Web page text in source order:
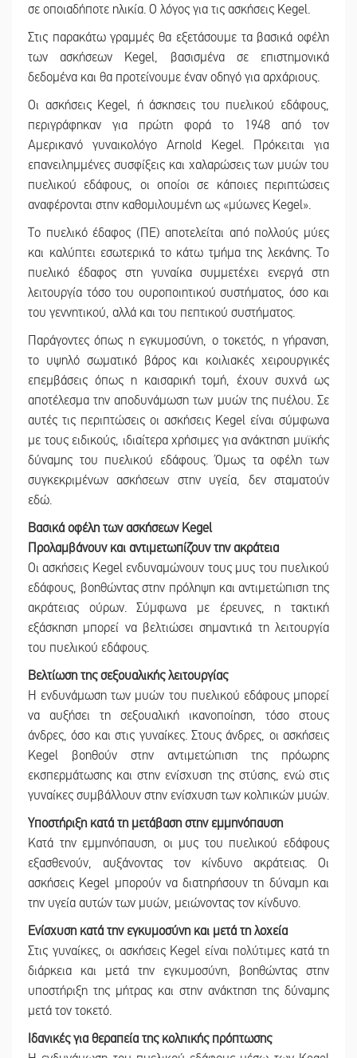
σε οποιαδήποτε ηλικία. Ο λόγος για τις ασκήσεις Kegel.
Στις παρακάτω γραμμές θα εξετάσουμε τα βασικά οφέλη
των ασκήσεων Kegel, βασισμένα σε επιστημονικά
δεδομένα και θα προτείνουμε έναν οδηγό για αρχάριους.
Οι ασκήσεις Kegel, ή άσκησεις του πυελικού εδάφους,
περιγράφηκαν για πρώτη φορά το 1948 από τον
Αμερικανό γυναικολόγο Arnold Kegel. Πρόκειται για
επανειλημμένες συσφίξεις και χαλαρώσεις των μυών του
πυελικού εδάφους, οι οποίοι σε κάποιες περιπτώσεις
αναφέρονται στην καθομιλουμένη ως «μύωνες Kegel».
Το πυελικό έδαφος (ΠΕ) αποτελείται από πολλούς μύες
και καλύπτει εσωτερικά το κάτω τμήμα της λεκάνης. Το
πυελικό έδαφος στη γυναίκα συμμετέχει ενεργά στη
λειτουργία τόσο του ουροποιητικού συστήματος, όσο και
του γεννητικού, αλλά και του πεπτικού συστήματος.
Παράγοντες όπως η εγκυμοσύνη, ο τοκετός, η γήρανση,
το υψηλό σωματικό βάρος και κοιλιακές χειρουργικές
επεμβάσεις όπως η καισαρική τομή, έχουν συχνά ως
αποτέλεσμα την αποδυνάμωση των μυών της πυέλου. Σε
αυτές τις περιπτώσεις οι ασκήσεις Kegel είναι σύμφωνα
με τους ειδικούς, ιδιαίτερα χρήσιμες για ανάκτηση μυϊκής
δύναμης του πυελικού εδάφους. Όμως τα οφέλη των
συγκεκριμένων ασκήσεων στην υγεία, δεν σταματούν
εδώ.
Βασικά οφέλη των ασκήσεων Kegel
Προλαμβάνουν και αντιμετωπίζουν την ακράτεια
Οι ασκήσεις Kegel ενδυναμώνουν τους μυς του πυελικού
εδάφους, βοηθώντας στην πρόληψη και αντιμετώπιση της
ακράτειας ούρων. Σύμφωνα με έρευνες, η τακτική
εξάσκηση μπορεί να βελτιώσει σημαντικά τη λειτουργία
του πυελικού εδάφους.
Βελτίωση της σεξουαλικής λειτουργίας
Η ενδυνάμωση των μυών του πυελικού εδάφους μπορεί
να αυξήσει τη σεξουαλική ικανοποίηση, τόσο στους
άνδρες, όσο και στις γυναίκες. Στους άνδρες, οι ασκήσεις
Kegel βοηθούν στην αντιμετώπιση της πρόωρης
εκσπερμάτωσης και στην ενίσχυση της στύσης, ενώ στις
γυναίκες συμβάλλουν στην ενίσχυση των κολπικών μυών.
Υποστήριξη κατά τη μετάβαση στην εμμηνόπαυση
Κατά την εμμηνόπαυση, οι μυς του πυελικού εδάφους
εξασθενούν, αυξάνοντας τον κίνδυνο ακράτειας. Οι
ασκήσεις Kegel μπορούν να διατηρήσουν τη δύναμη και
την υγεία αυτών των μυών, μειώνοντας τον κίνδυνο.
Ενίσχυση κατά την εγκυμοσύνη και μετά τη λοχεία
Στις γυναίκες, οι ασκήσεις Kegel είναι πολύτιμες κατά τη
διάρκεια και μετά την εγκυμοσύνη, βοηθώντας στην
υποστήριξη της μήτρας και στην ανάκτηση της δύναμης
μετά τον τοκετό.
Ιδανικές για θεραπεία της κολπικής πρόπτωσης